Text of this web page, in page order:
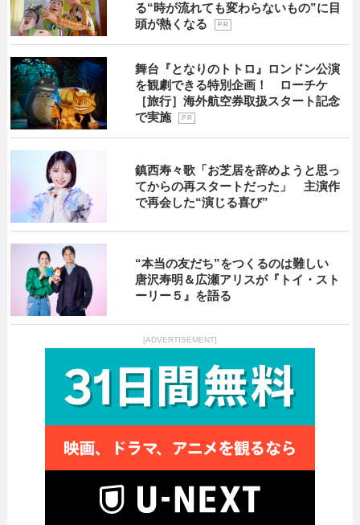
る“時が流れても変わらないもの”に目
頭が熱くなる
P R
舞台『となりのトトロ』ロンドン公演
を観劇できる特別企画！ ローチケ
［旅行］海外航空券取扱スタート記念
で実施
P R
鎮西寿々歌「お芝居を辞めようと思っ
てからの再スタートだった」 主演作
で再会した“演じる喜び”
“本当の友だち”をつくるのは難しい
唐沢寿明＆広瀬アリスが『トイ・スト
ーリー５』を語る
[ADVERTISEMENT]